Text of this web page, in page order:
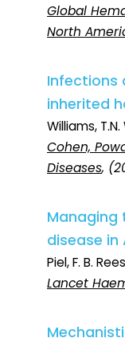
Global
North
Infections
inherited
Williams,
Cohen,
Diseases,
Managing
disease in
Piel, F. B.
Lancet